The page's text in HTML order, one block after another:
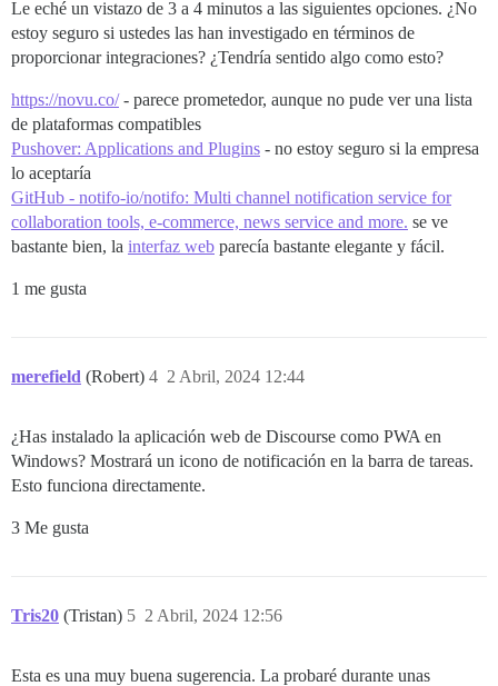
Le eché un vistazo de 3 a 4 minutos a las siguientes opciones. ¿No
estoy seguro si ustedes las han investigado en términos de
proporcionar integraciones? ¿Tendría sentido algo como esto?
https://novu.co/- parece prometedor, aunque no pude ver una lista
de plataformas compatibles
Pushover: Applications and Plugins - no estoy seguro si la empresa
lo aceptaría
GitHub - notifo-io/notifo: Multi channel notification service for
collaboration tools, e-commerce, news service and more. se ve
bastante bien, la interfaz web parecía bastante elegante y fácil.
1 me gusta
merefield (Robert) 2 Abril, 2024 12:44
4
¿Has instalado la aplicación web de Discourse como PWA en
Windows? Mostrará un icono de notificación en la barra de tareas.
Esto funciona directamente.
3 Me gusta
Tris20 (Tristan) 2 Abril, 2024 12:56
5
Esta es una muy buena sugerencia. La probaré durante unas